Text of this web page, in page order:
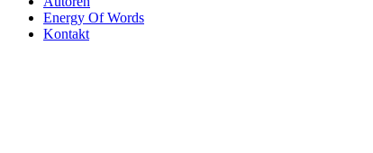
Energy Of Words
Kontakt